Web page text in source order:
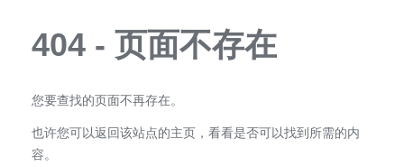
404 - 页面不存在
您要查找的页面不再存在。
也许您可以返回该站点的主页，看看是否可以找到所需的内
容。